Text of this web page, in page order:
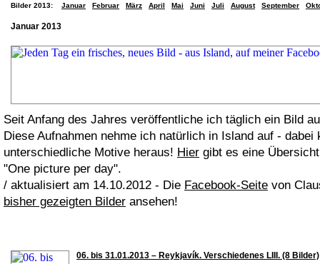
Bilder 2013: Januar Februar März April Mai Juni Juli August September
Januar 2013
Seit Anfang des Jahres veröffentliche ich täglich ein Bild
Diese Aufnahmen nehme ich natürlich in Island auf - dabei
unterschiedliche Motive heraus! Hier gibt es eine
"One picture per day".
/ aktualisiert am 14.10.2012 - Die Facebook-Seite von
bisher gezeigten Bilder ansehen!
06. bis 31.01.2013 – Reykjavík. Verschiedenes LIII. (8 Bilder)